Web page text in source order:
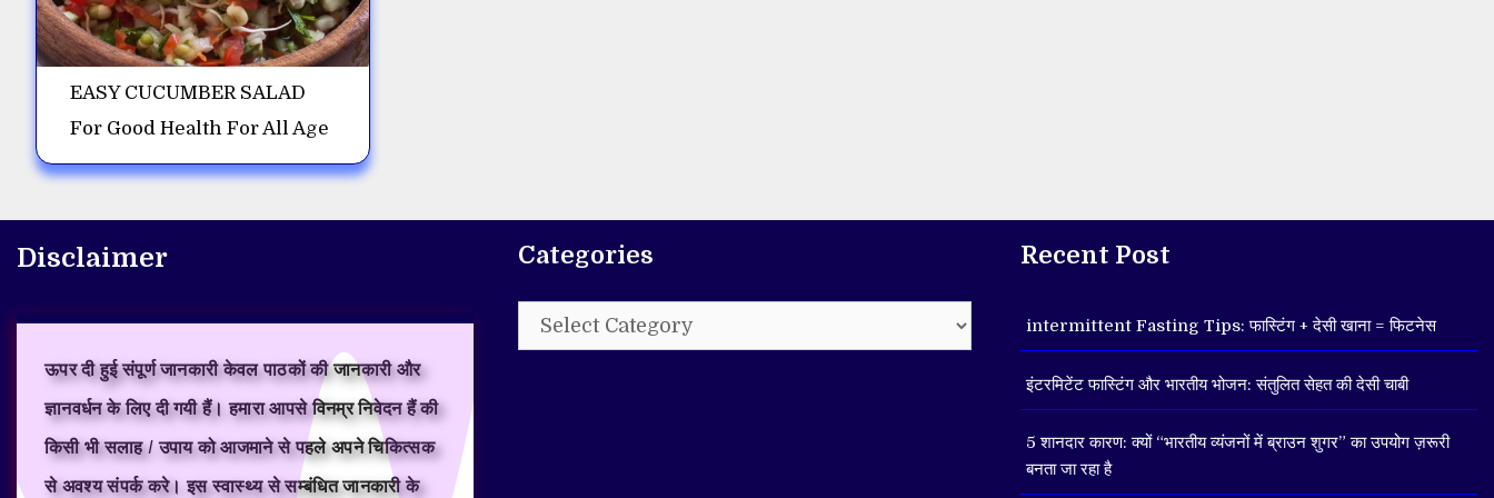
EASY CUCUMBER SALAD
For Good Health For All Age
Disclaimer
ऊपर दी हुई संपूर्ण जानकारी केवल पाठकों की जानकारी और
ज्ञानवर्धन के लिए दी गयी हैं। हमारा आपसे विनम्र निवेदन हैं की
किसी भी सलाह / उपाय को आजमाने से पहले अपने चिकित्सक
से अवश्य संपर्क करे। इस स्वास्थ्य से सम्बंधित जानकारी के
Categories
Categories
Recent Post
intermittent Fasting Tips: फास्टिंग + देसी खाना = फिटनेस
इंटरमिटेंट फास्टिंग और भारतीय भोजन: संतुलित सेहत की देसी चाबी
5 शानदार कारण: क्यों “भारतीय व्यंजनों में ब्राउन शुगर” का उपयोग ज़रूरी
बनता जा रहा है